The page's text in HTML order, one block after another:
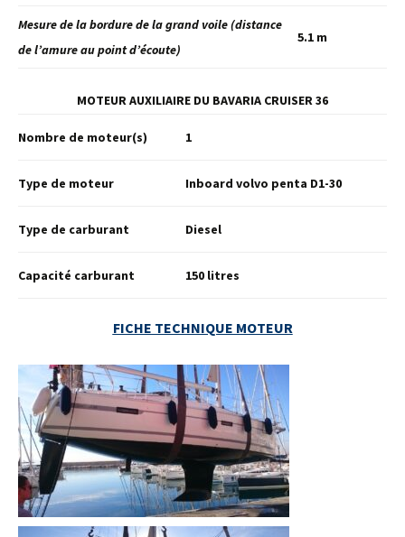
Mesure de la bordure de la grand voile (distance
de l’amure au point d’écoute)
5.1 m
MOTEUR AUXILIAIRE DU BAVARIA CRUISER 36
Nombre de moteur(s) 1
Type de moteur Inboard volvo penta D1-30
Type de carburant Diesel
Capacité carburant 150 litres
FICHE TECHNIQUE MOTEUR